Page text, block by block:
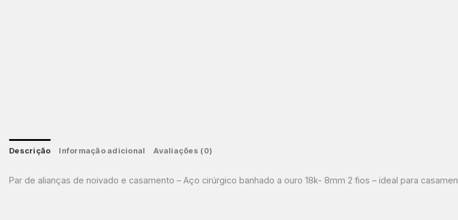
Descrição Informação adicional Avaliações (0)
Par de alianças de noivado e casamento – Aço cirúrgico banhado a ouro 18k- 8mm 2 fios – ideal para